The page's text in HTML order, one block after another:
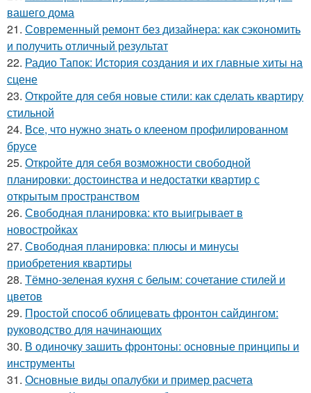
вашего дома
21. Современный ремонт без дизайнера: как сэкономить
и получить отличный результат
22. Радио Тапок: История создания и их главные хиты на
сцене
23. Откройте для себя новые стили: как сделать квартиру
стильной
24. Все, что нужно знать о клееном профилированном
брусе
25. Откройте для себя возможности свободной
планировки: достоинства и недостатки квартир с
открытым пространством
26. Свободная планировка: кто выигрывает в
новостройках
27. Свободная планировка: плюсы и минусы
приобретения квартиры
28. Тёмно-зеленая кухня с белым: сочетание стилей и
цветов
29. Простой способ облицевать фронтон сайдингом:
руководство для начинающих
30. В одиночку зашить фронтоны: основные принципы и
инструменты
31. Основные виды опалубки и пример расчета